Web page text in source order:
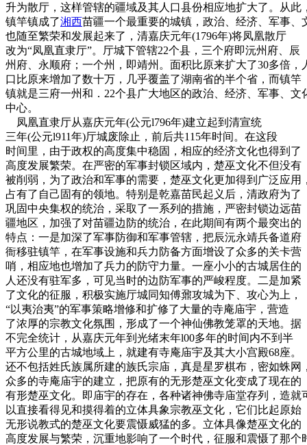
升为散厅，这样管辖的疆域及其人口县份相应地扩大了。从此，
镇竿镇成了湘西苗疆一个最重要的城镇，政治、经济、军事、
也随至繁荣和发展起来了，清嘉庆元年(1796年)将凤凰散厅
改为“凤凰直隶厅”。厅城下管辖22个县，三个府即沅州府、辰
州府、永顺府；一个州，即靖州。面积比原来扩大了30多倍，
口比原来增加了数十万，几乎覆盖了湖南省的半个省，而镇竿
镇就是三府一州和．22个县广大地区的政治、经济、军事、文
中心。
凤凰直隶厅从嘉庆元年(公元l796年)建立起到清宣统
三年(公元l911年)厅城废除止，前后共115年时间。在这段
时间里，由于政权的高度集中稳固，相应的经济文化也得到了
高度发展繁荣。在严密的军事封锁区域内，楚巫文化不但没有
被削弱，为了政治和军事的需要，楚巫文化更加得到广泛应用，
占有了自己固有的领地。特别是乾嘉苗民起义后，清政府为了
巩固中央集权的统治，采取了一系列的措施，严密封锁边远苗
疆地区，加强了对苗疆边防的统治，在此期间有两个最突出的
特点：一是加深了军事防御和军事管辖，把辰沅永靖兵备道府
衙移驻镇竿，在军事设施和兵力防备方面增设了众多的关卡营
哨，相应地也增加了兵力的防守力量。一座小小的古城居住的
人还没有驻军多，可见当时的边防军事的严峻程度。二是加紧
了文化的征服，积极实施厅城同知傅鼐攻城为下、攻心为上，
“以夷治夷”的军事策略增修和扩修了大量的寺庵庙宇，营造
了浓厚的宗教文化氛围，形成了一个神仙佛教笼罩的天地。据
不完全统计，从嘉庆元年到光绪末年l00多年的时间内不到半
平方公里的古城地域上，就建有寺庵庙宇及其大小宫殿68座。
还不包括姓氏族属所建的族氏宗庙，真是星罗棋布，密如蛛网，
众多的寺庵庙宇的建立，把原有的无形楚巫文化变成了现在的
有形楚巫文化。即庙宇的存在，各种诸神佛寺庙堂存列，造就
以直接看得见和摸得着的立体具象宗教巫文化，它们比起原始
无形说教式的楚巫文化要震慑威猛的多。立体具像楚巫文化的
高度发展与繁荣，沉重地影响了一个时代，征服和震慑了那个